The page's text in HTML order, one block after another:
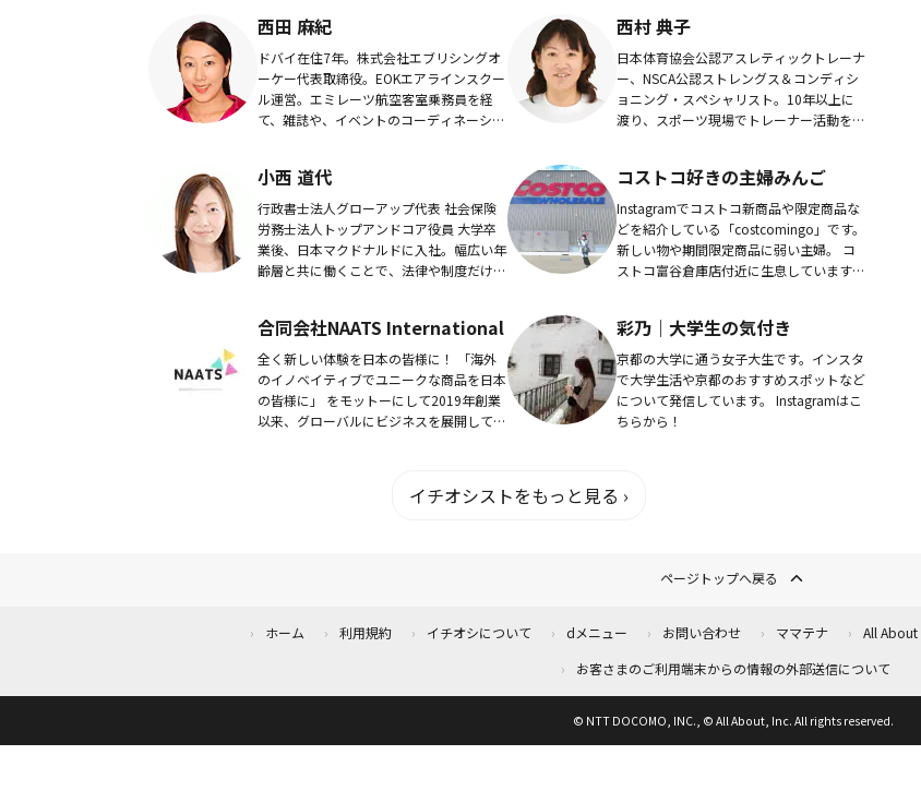
西田 麻紀
ドバイ在住7年。株式会社エブリシングオ
ーケー代表取締役。EOKエアラインスクー
ル運営。エミレーツ航空客室乗務員を経
て、雑誌や、イベントのコーディネーショ
ラブ会員。ド...
西村 典子
日本体育協会公認アスレティックトレーナ
ー、NSCA公認ストレングス＆コンディシ
ョニング・スペシャリスト。10年以上に
渡り、スポーツ現場でトレーナー活動を行
ツをご紹介...
小西 道代
行政書士法人グローアップ代表 社会保険
労務士法人トップアンドコア役員 大学卒
業後、日本マクドナルドに入社。幅広い年
齢層と共に働くことで、法律や制度だけで
店を経営...
コストコ好きの主婦みんご
Instagramでコストコ新商品や限定商品な
どを紹介している「costcomingo」です。
新しい物や期間限定商品に弱い主婦。 コ
ストコ富谷倉庫店付近に生息しています。
合同会社NAATS International
全く新しい体験を日本の皆様に！ 「海外
のイノベイティブでユニークな商品を日本
の皆様に」 をモットーにして2019年創業
以来、グローバルにビジネスを展開してい
彩乃｜大学生の気付き
京都の大学に通う女子大生です。インスタ
で大学生活や京都のおすすめスポットなど
について発信しています。 Instagramはこ
ちらから！
イチオシストをもっと見る ›
ページトップへ戻る
ホーム 利用規約 イチオシについて dメニュー お問い合わせ ママテナ All About
お客さまのご利用端末からの情報の外部送信について
© NTT DOCOMO, INC., © All About, Inc. All rights reserved.